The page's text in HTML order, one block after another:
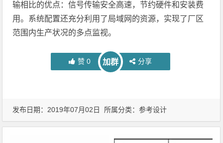
输相比的优点：信号传输安全高速，节约硬件和安装费
用。系统配置还充分利用了局域网的资源，实现了厂区
范围内生产状况的多点监视。
赞 0 加群 分享
发布日期：2019年07月02日 所属分类：参考设计